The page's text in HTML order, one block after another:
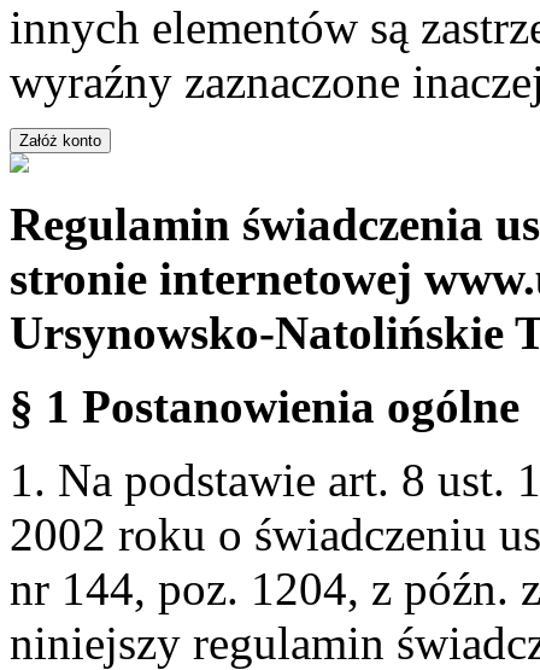
innych elementów są
wyraźny zaznaczone
Regulamin świadczenia
stronie internetowej
Ursynowsko-Natolińskie
§ 1 Postanowienia ogólne
1. Na podstawie art. 8 ust.
2002 roku o świadczeniu
nr 144, poz. 1204, z późn.
niniejszy regulamin